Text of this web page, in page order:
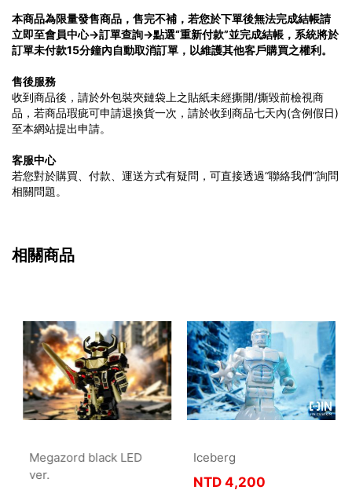
本商品為限量發售商品，售完不補，若您於下單後無法完成結帳請
立即至會員中心→訂單查詢→點選“重新付款”並完成結帳，系統將於
訂單未付款15分鐘內自動取消訂單，以維護其他客戶購買之權利。
售後服務
收到商品後，請於外包裝夾鏈袋上之貼紙未經撕開/撕毀前檢視商
品，若商品瑕疵可申請退換貨一次，請於收到商品七天內(含例假日)
至本網站提出申請。
客服中心
若您對於購買、付款、運送方式有疑問，可直接透過“聯絡我們”詢問
相關問題。
相關商品
Megazord black LED
ver.
Iceberg
NTD4,200